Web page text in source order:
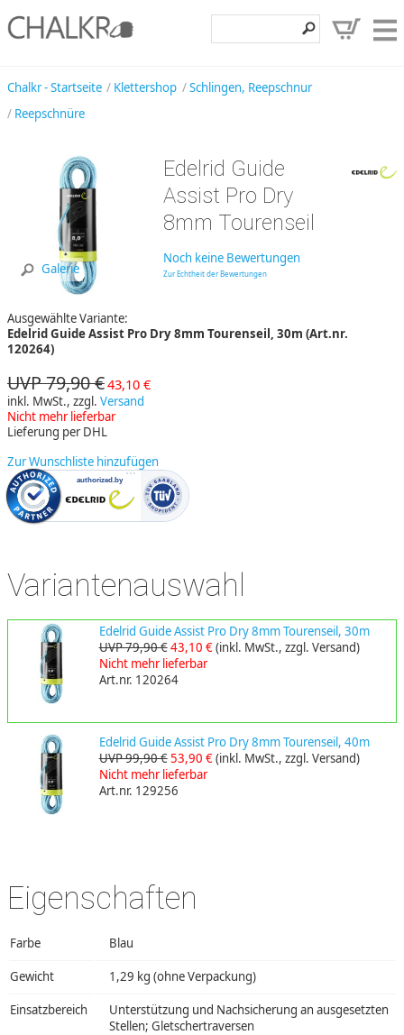
Klettershop
Hilfe, Kontakt
Kundenbereich
Chalkr - Startseite Klettershop
Schlingen, Reepschnur
Reepschnüre
Galerie
Edelrid Guide
Assist Pro Dry
8mm Tourenseil
Noch keine Bewertungen
Zur Echtheit der Bewertungen
Ausgewählte Variante:
Edelrid Guide Assist Pro Dry 8mm Tourenseil, 30m (Art.nr.
120264)
UVP 79,90 €43,10 €
inkl. MwSt., zzgl. Versand
Nicht mehr lieferbar
Lieferung per DHL
Zur Wunschliste hinzufügen
Variantenauswahl
Edelrid Guide Assist Pro Dry 8mm Tourenseil, 30m
UVP 79,90 €43,10 €(inkl. MwSt., zzgl. Versand)
Nicht mehr lieferbar
Art.nr. 120264
Edelrid Guide Assist Pro Dry 8mm Tourenseil, 40m
UVP 99,90 €53,90 €(inkl. MwSt., zzgl. Versand)
Nicht mehr lieferbar
Art.nr. 129256
Eigenschaften
Farbe Blau
Gewicht 1,29 kg (ohne Verpackung)
Einsatzbereich
Unterstützung und Nachsicherung an ausgesetzten
Stellen; Gletschertraversen